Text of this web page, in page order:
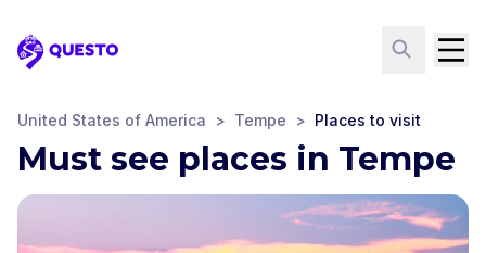
Questo
United States of America > Tempe > Places to visit
Must see places in Tempe